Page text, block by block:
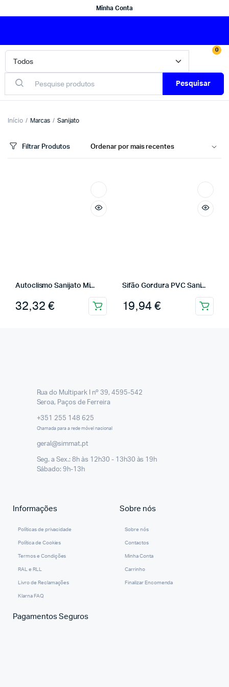
Minha Conta
0
Pesquisar
Início Marcas Sanijato
Filtrar Produtos
Autoclismo Sanijato Mi...
32,32 €
Sifão Gordura PVC Sani...
19,94€
Rua do Multipark I nº 39, 4595-542
Seroa, Paços de Ferreira
+351 255 148 625
Chamada para a rede móvel nacional
geral@simmat.pt
Seg. a Sex.: 8h às 12h30 - 13h30 às 19h
Sábado: 9h-13h
Informações
Políticas de privacidade
Política de Cookies
Termos e Condições
RAL e RLL
Livro de Reclamações
Klarna FAQ
Sobre nós
Sobre nós
Contactos
Minha Conta
Carrinho
Finalizar Encomenda
Pagamentos Seguros